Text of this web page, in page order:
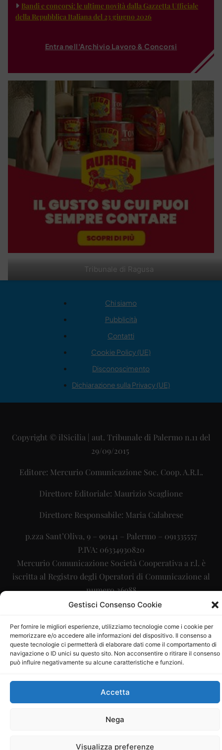
Gestisci Consenso Cookie
Per fornire le migliori esperienze, utilizziamo tecnologie come i cookie per
memorizzare e/o accedere alle informazioni del dispositivo. Il consenso a
queste tecnologie ci permetterà di elaborare dati come il comportamento di
navigazione o ID unici su questo sito. Non acconsentire o ritirare il consenso
può influire negativamente su alcune caratteristiche e funzioni.
Accetta
Nega
Visualizza preferenze
Tribunale di Ragusa
Bandi e concorsi: le ultime novità dalla Gazzetta Ufficiale
della Repubblica Italiana del 23 giugno 2026
Entra nell'Archivio Lavoro & Concorsi
Chi siamo
Pubblicità
Contatti
Cookie Policy (UE)
Disconoscimento
Dichiarazione sulla Privacy (UE)
Copyright © ilSicilia | aut. Tribunale di Palermo n.11 del
29/09/2015
Editore: Mercurio Comunicazione Soc. Coop. A.R.L.
Direttore Editoriale: Maurizio Scaglione
Direttore Responsabile: Maria Calabrese
p.zza Sant’Oliva, 9 – 90141 – Palermo – 091335557
P.IVA: 06334930820
Mercurio Comunicazione Società Cooperativa a r.l. è
iscritta al Registro degli Operatori di Comunicazione al
numero 26988
Sito gestito da La Digitale srl – info@ladigitale.it